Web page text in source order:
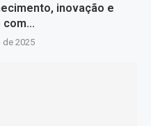
inovação e
com...
de 2025